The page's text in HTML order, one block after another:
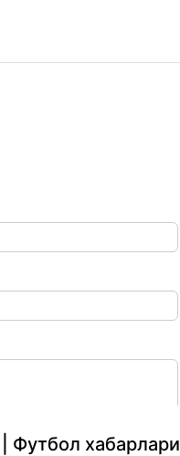
Футбол хабарлари